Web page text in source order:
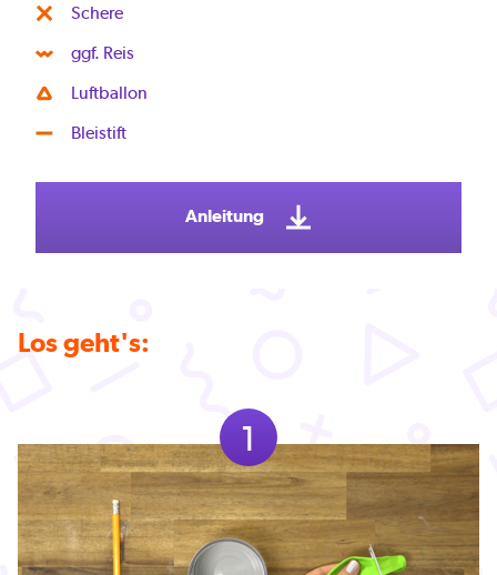
Schere
ggf. Reis
Luftballon
Bleistift
Anleitung
Los geht's:
1